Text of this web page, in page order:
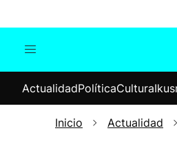
Internacional
ActualidadPolíticaCultura
Inicio Actualidad